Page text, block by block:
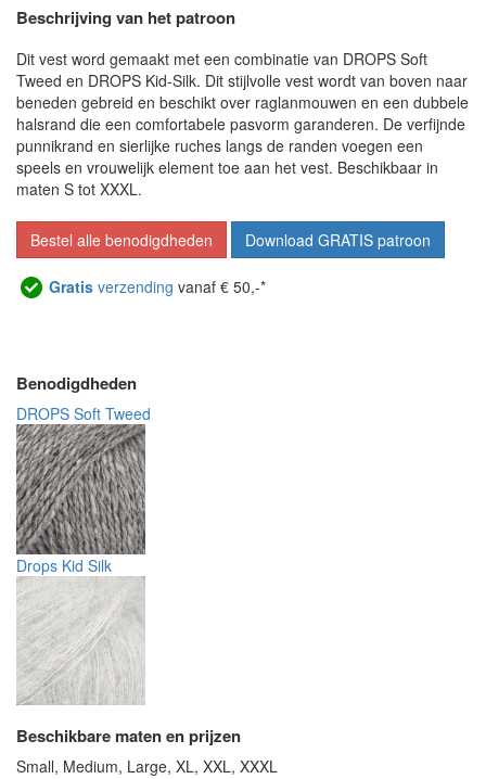
Beschrijving van het patroon
Dit vest word gemaakt met een combinatie van DROPS Soft
Tweed en DROPS Kid-Silk. Dit stijlvolle vest wordt van boven naar
beneden gebreid en beschikt over raglanmouwen en een dubbele
halsrand die een comfortabele pasvorm garanderen. De verfijnde
punnikrand en sierlijke ruches langs de randen voegen een
speels en vrouwelijk element toe aan het vest. Beschikbaar in
maten S tot XXXL.
Bestel alle benodigdheden Download GRATIS patroon
Gratis verzending vanaf € 50,-*
Benodigdheden
DROPS Soft Tweed
Drops Kid Silk
Beschikbare maten en prijzen
Small, Medium, Large, XL, XXL, XXXL